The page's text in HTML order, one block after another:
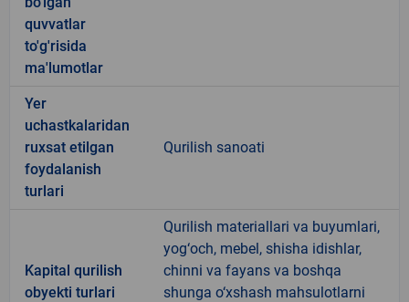
quvvatlar
to'g'risida
ma'lumotlar
Yer
uchastkalaridan
ruxsat etilgan
foydalanish
turlari
Qurilish sanoati
Kapital qurilish
obyekti turlari
Qurilish materiallari va buyumlari,
yog‘och, mebel, shisha idishlar,
chinni va fayans va boshqa
shunga o‘xshash mahsulotlarni